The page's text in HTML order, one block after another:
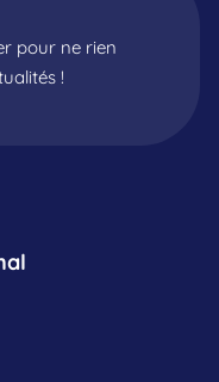
pour ne rien
!